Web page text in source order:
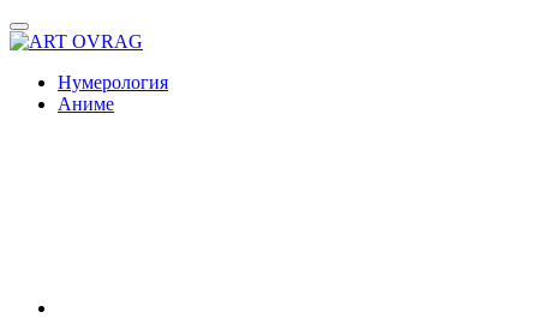
Нумерология
Аниме